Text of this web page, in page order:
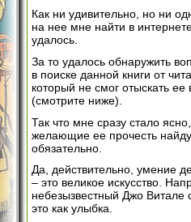
Как ни удивительно, но ни
на нее мне найти в
удалось.
За то удалось обнаружить
в поиске данной книги от
который не смог отыскать ее
(смотрите ниже).
Так что мне сразу стало
желающие ее прочесть
обязательно.
Да, действительно, умение
– это великое искусство.
небезызвестный Джо Витале
это как улыбка.